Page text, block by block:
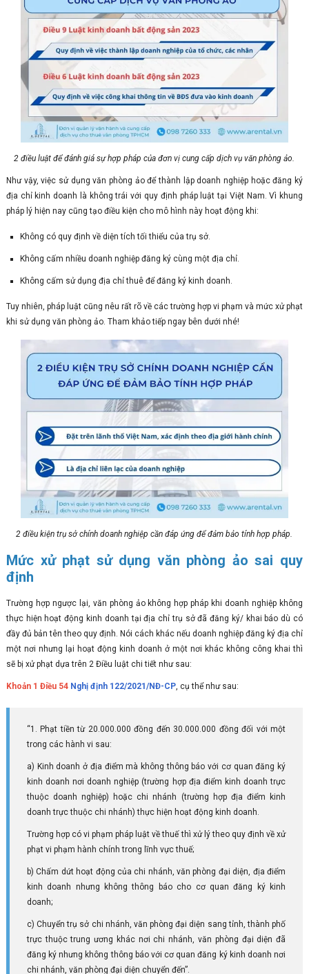
2 điều luật để đánh giá sự hợp pháp của đơn vị cung cấp dịch vụ văn phòng ảo.
Như vậy, việc sử dụng văn phòng ảo để thành lập doanh nghiệp hoặc đăng ký
địa chỉ kinh doanh là không trái với quy định pháp luật tại Việt Nam. Vì khung
pháp lý hiện nay cũng tạo điều kiện cho mô hình này hoạt động khi:
Không có quy định về diện tích tối thiểu của trụ sở.
Không cấm nhiều doanh nghiệp đăng ký cùng một địa chỉ.
Không cấm sử dụng địa chỉ thuê để đăng ký kinh doanh.
Tuy nhiên, pháp luật cũng nêu rất rõ về các trường hợp vi phạm và mức xử phạt
khi sử dụng văn phòng ảo. Tham khảo tiếp ngay bên dưới nhé!
2 điều kiện trụ sở chính doanh nghiệp cần đáp ứng để đảm bảo tính hợp pháp.
Mức xử phạt sử dụng văn phòng ảo sai quy
định
Trường hợp ngược lại, văn phòng ảo không hợp pháp khi doanh nghiệp không
thực hiện hoạt động kinh doanh tại địa chỉ trụ sở đã đăng ký/ khai báo dù có
đầy đủ bản tên theo quy định. Nói cách khác nếu doanh nghiệp đăng ký địa chỉ
một nơi nhưng lại hoạt động kinh doanh ở một nơi khác không công khai thì
sẽ bị xử phạt dựa trên 2 Điều luật chi tiết như sau:
Khoản 1 Điều 54 Nghị định 122/2021/NĐ-CP, cụ thể như sau:
“1. Phạt tiền từ 20.000.000 đồng đến 30.000.000 đồng đối với một
trong các hành vi sau:
a) Kinh doanh ở địa điểm mà không thông báo với cơ quan đăng ký
kinh doanh nơi doanh nghiệp (trường hợp địa điểm kinh doanh trực
thuộc doanh nghiệp) hoặc chi nhánh (trường hợp địa điểm kinh
doanh trực thuộc chi nhánh) thực hiện hoạt động kinh doanh.
Trường hợp có vi phạm pháp luật về thuế thì xử lý theo quy định về xử
phạt vi phạm hành chính trong lĩnh vực thuế;
b) Chấm dứt hoạt động của chi nhánh, văn phòng đại diện, địa điểm
kinh doanh nhưng không thông báo cho cơ quan đăng ký kinh
doanh;
c) Chuyển trụ sở chi nhánh, văn phòng đại diện sang tỉnh, thành phố
trực thuộc trung ương khác nơi chi nhánh, văn phòng đại diện đã
đăng ký nhưng không thông báo với cơ quan đăng ký kinh doanh nơi
chi nhánh, văn phòng đại diện chuyển đến”.